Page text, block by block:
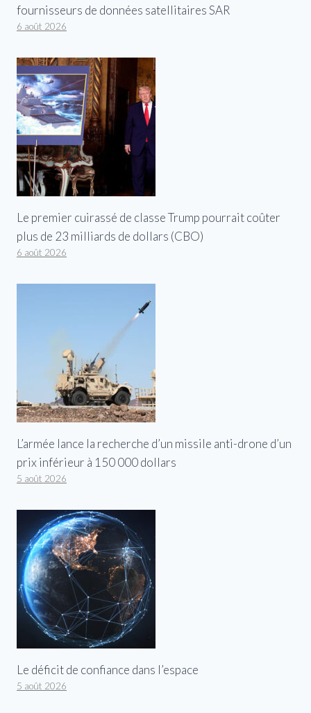
fournisseurs de données satellitaires SAR
6 août 2026
Le premier cuirassé de classe Trump pourrait coûter
plus de 23 milliards de dollars (CBO)
6 août 2026
L’armée lance la recherche d’un missile anti-drone d’un
prix inférieur à 150 000 dollars
5 août 2026
Le déficit de confiance dans l’espace
5 août 2026